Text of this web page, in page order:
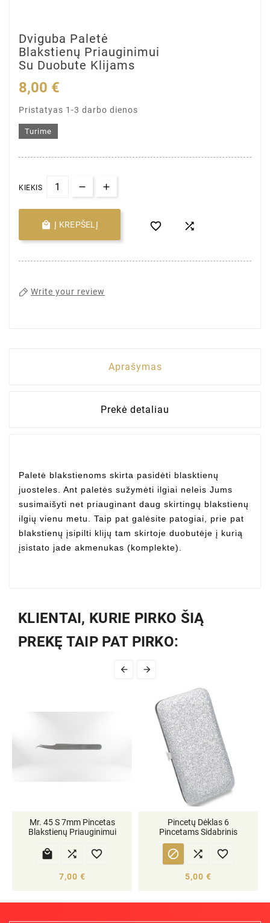
Dviguba Paletė
Blakstienų Priauginimui
Su Duobute Klijams
8,00 €
Pristatyas 1-3 darbo dienos
Turime
KIEKIS
 Į KREPŠELĮ  
Write your review
Aprašymas
Prekė detaliau
Paletė blakstienoms skirta pasidėti blasktienų
juosteles. Ant paletės sužymėti ilgiai neleis Jums
susimaišyti net priauginant daug skirtingų blakstienų
ilgių vienu metu. Taip pat galėsite patogiai, prie pat
blakstienų įsipilti klijų tam skirtoje duobutėje į kurią
įsistato jade akmenukas (komplekte).
KLIENTAI, KURIE PIRKO ŠIĄ
PREKĘ TAIP PAT PIRKO:
 
Mr. 45 S 7mm Pincetas
Blakstienų Priauginimui
  
7,00 €
Pincetų Dėklas 6
Pincetams Sidabrinis
  
5,00 €